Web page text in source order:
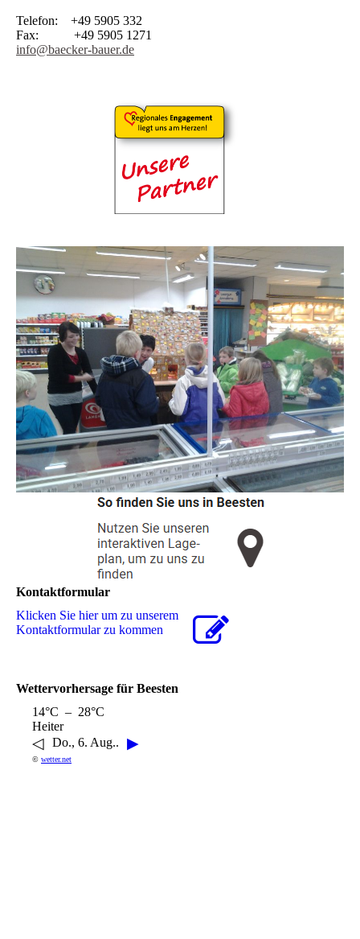
Telefon: +49 5905 332
Fax: +49 5905 1271
info@baecker-bauer.de
Kontaktformular
Klicken Sie hier um zu unserem
Kon­takt­for­mu­lar zu kommen
Wettervorhersage für Beesten
14°C – 28°C
Heiter
◁ Do., 6. Aug.. ▶
© wetter.net